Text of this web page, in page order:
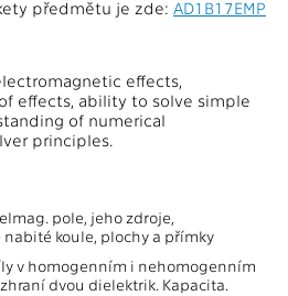
předmětu je zde: AD1B17EMP
effects,
effects, ability to solve simple
of numerical
principles.
pole, jeho zdroje,
koule, plochy a přímky
v homogenním i nehomogenním
dvou dielektrik. Kapacita.